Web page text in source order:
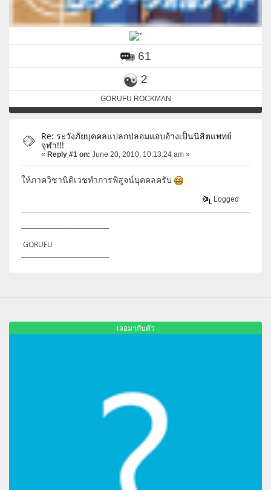
61
2
GORUFU ROCKMAN
Re: ระวังภัยบุคคลแปลกปลอมแอบอ้างเป็นนิสิตแพทย์
จุฬา!!!
« Reply #1 on: June 20, 2010, 10:13:24 am »
ให้ภาควิชานิติเวชทำการพิสูจน์บุคคลครับ
Logged
GORUFU
เจอมากับตัว